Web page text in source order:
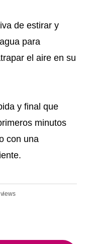
de estirar y
para
el aire en su
y final que
minutos
con una